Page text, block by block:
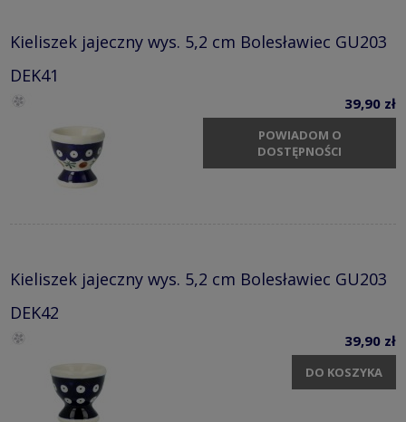
Kieliszek jajeczny wys. 5,2 cm Bolesławiec GU203
DEK41
39,90 zł
POWIADOM O
DOSTĘPNOŚCI
Kieliszek jajeczny wys. 5,2 cm Bolesławiec GU203
DEK42
39,90 zł
DO KOSZYKA